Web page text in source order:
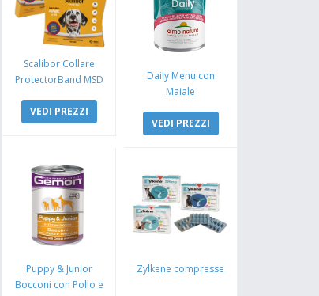
Scalibor Collare
ProtectorBand MSD
VEDI PREZZI
Daily Menu con
Maiale
VEDI PREZZI
Puppy & Junior
Bocconi con Pollo e
Zylkene compresse